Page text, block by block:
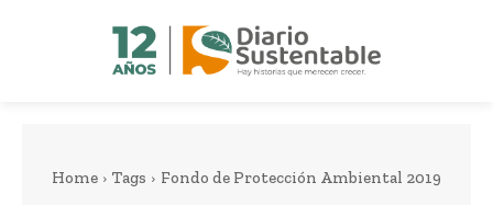
Home Tags Fondo de Protección Ambiental 2019